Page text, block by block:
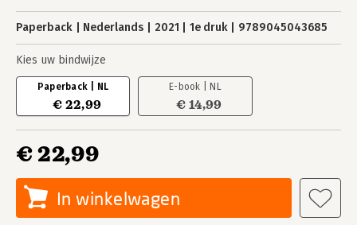
Paperback Nederlands 2021 1e druk 9789045043685
Kies uw bindwijze
Paperback | NL
€ 22,99
E-book | NL
€ 14,99
€ 22,99
In winkelwagen